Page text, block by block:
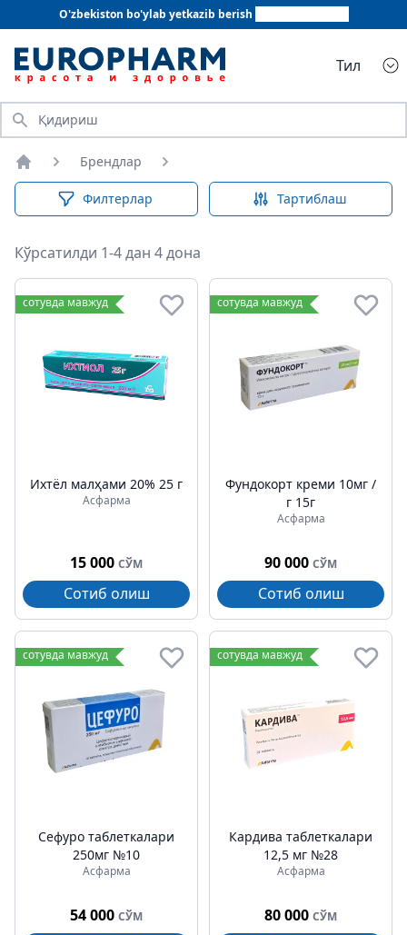
O'zbekiston bo'ylab yetkazib berish
Тил
Қидириш
Бош саҳифа
Брендлар
Филтерлар Тартиблаш
Кўрсатилди 1-4 дан 4 дона
сотувда мавжуд
Ихтёл малҳами 20% 25 г
Асфарма
15 000 СЎМ
Сотиб олиш
сотувда мавжуд
Фундокорт креми 10мг /
г 15г
Асфарма
90 000 СЎМ
Сотиб олиш
сотувда мавжуд
Cефуро таблеткалари
250мг №10
Асфарма
54 000 СЎМ
сотувда мавжуд
Кардива таблеткалари
12,5 мг №28
Асфарма
80 000 СЎМ